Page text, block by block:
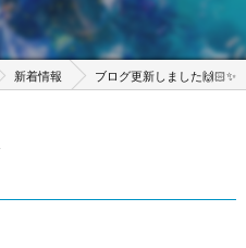
新着情報 ブログ更新しました🙌🏻✨